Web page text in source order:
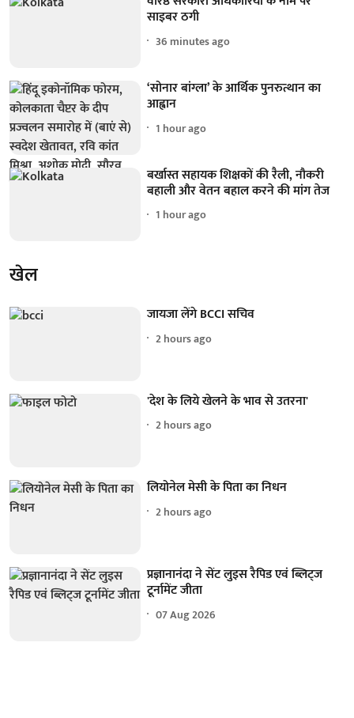
साइबर ठगी
36 minutes ago
‘सोनार बांग्ला’ के आर्थिक पुनरुत्थान का
आह्वान
1 hour ago
बर्खास्त सहायक शिक्षकों की रैली, नौकरी
बहाली और वेतन बहाल करने की मांग तेज
1 hour ago
खेल
जायजा लेंगे BCCI सचिव
2 hours ago
'देश के लिये खेलने के भाव से उतरना'
2 hours ago
लियोनेल मेसी के पिता का निधन
2 hours ago
प्रज्ञानानंदा ने सेंट लुइस रैपिड एवं ब्लिट्ज
टूर्नामेंट जीता
07 Aug 2026